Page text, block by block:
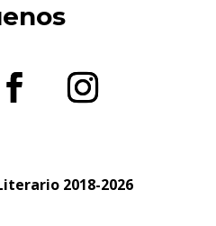
2018-2026